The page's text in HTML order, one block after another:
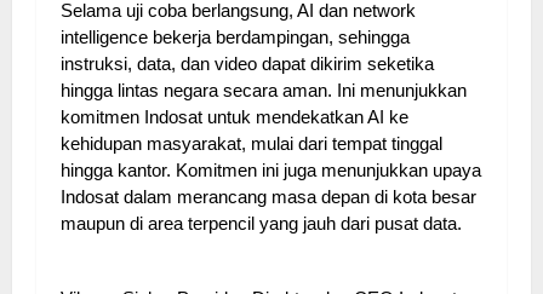
Selama uji coba berlangsung, AI dan network
intelligence bekerja berdampingan, sehingga
instruksi, data, dan video dapat dikirim seketika
hingga lintas negara secara aman. Ini menunjukkan
komitmen Indosat untuk mendekatkan AI ke
kehidupan masyarakat, mulai dari tempat tinggal
hingga kantor. Komitmen ini juga menunjukkan upaya
Indosat dalam merancang masa depan di kota besar
maupun di area terpencil yang jauh dari pusat data.